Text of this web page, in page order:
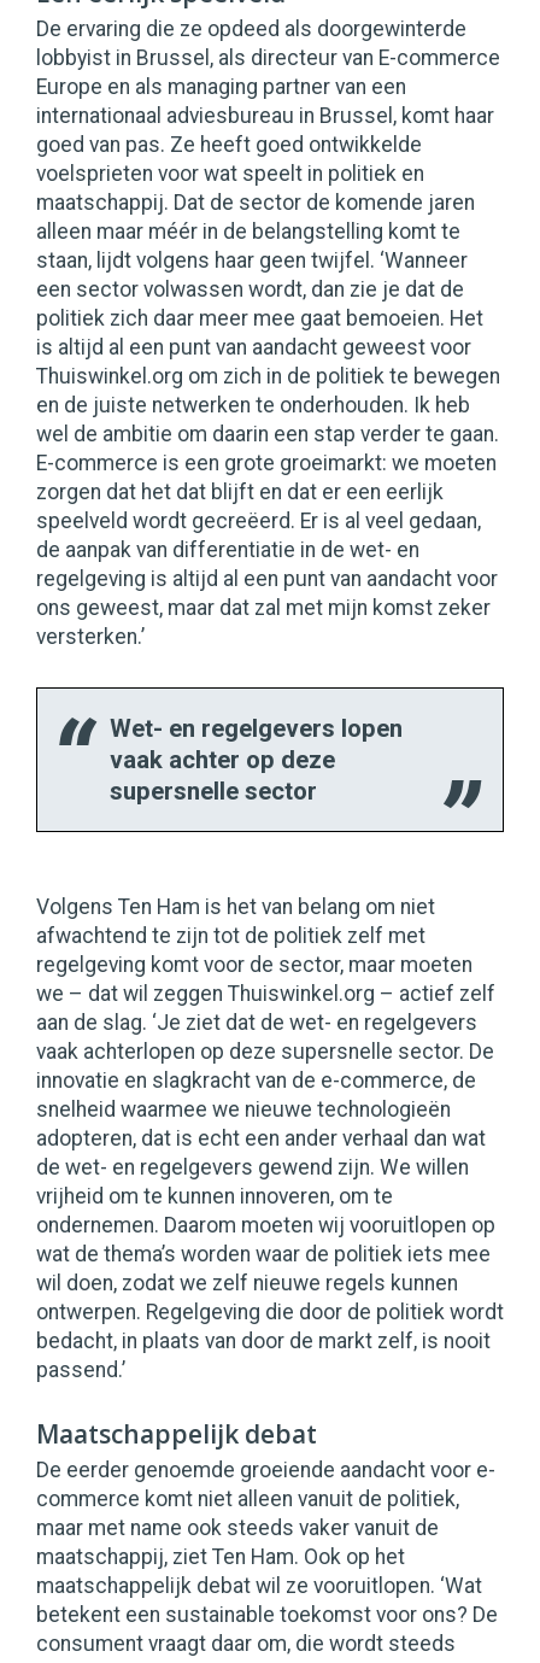
De ervaring die ze opdeed als doorgewinterde
lobbyist in Brussel, als directeur van E-commerce
Europe en als managing partner van een
internationaal adviesbureau in Brussel, komt haar
goed van pas. Ze heeft goed ontwikkelde
voelsprieten voor wat speelt in politiek en
maatschappij. Dat de sector de komende jaren
alleen maar méér in de belangstelling komt te
staan, lijdt volgens haar geen twijfel. ‘Wanneer
een sector volwassen wordt, dan zie je dat de
politiek zich daar meer mee gaat bemoeien. Het
is altijd al een punt van aandacht geweest voor
Thuiswinkel.org om zich in de politiek te bewegen
en de juiste netwerken te onderhouden. Ik heb
wel de ambitie om daarin een stap verder te gaan.
E-commerce is een grote groeimarkt: we moeten
zorgen dat het dat blijft en dat er een eerlijk
speelveld wordt gecreëerd. Er is al veel gedaan,
de aanpak van differentiatie in de wet- en
regelgeving is altijd al een punt van aandacht voor
ons geweest, maar dat zal met mijn komst zeker
versterken.’
Wet- en regelgevers lopen
vaak achter op deze
supersnelle sector
Volgens Ten Ham is het van belang om niet
afwachtend te zijn tot de politiek zelf met
regelgeving komt voor de sector, maar moeten
we – dat wil zeggen Thuiswinkel.org – actief zelf
aan de slag. ‘Je ziet dat de wet- en regelgevers
vaak achterlopen op deze supersnelle sector. De
innovatie en slagkracht van de e-commerce, de
snelheid waarmee we nieuwe technologieën
adopteren, dat is echt een ander verhaal dan wat
de wet- en regelgevers gewend zijn. We willen
vrijheid om te kunnen innoveren, om te
ondernemen. Daarom moeten wij vooruitlopen op
wat de thema’s worden waar de politiek iets mee
wil doen, zodat we zelf nieuwe regels kunnen
ontwerpen. Regelgeving die door de politiek wordt
bedacht, in plaats van door de markt zelf, is nooit
passend.’
Maatschappelijk debat
De eerder genoemde groeiende aandacht voor e-
commerce komt niet alleen vanuit de politiek,
maar met name ook steeds vaker vanuit de
maatschappij, ziet Ten Ham. Ook op het
maatschappelijk debat wil ze vooruitlopen. ‘Wat
betekent een sustainable toekomst voor ons? De
consument vraagt daar om, die wordt steeds